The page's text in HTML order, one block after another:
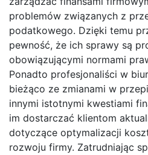
problemów związanych z
podatkowego. Dzięki temu
pewność, że ich sprawy są
obowiązującymi normami
Ponadto profesjonaliści w
bieżąco ze zmianami w
innymi istotnymi kwestiami
im dostarczać klientom
dotyczące optymalizacji
rozwoju firmy. Zatrudniając